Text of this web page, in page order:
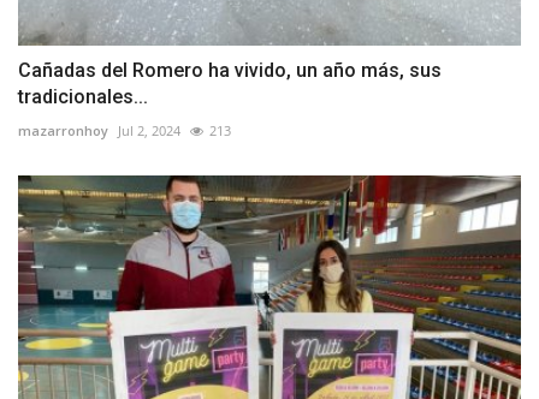
Cañadas del Romero ha vivido, un año más, sus
tradicionales...
mazarronhoy Jul 2, 2024 213